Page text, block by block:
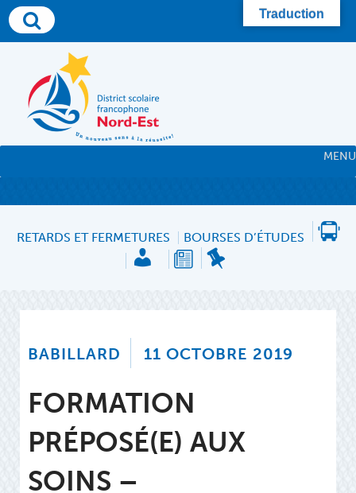
Skip
to
content
MENU
RETARDS ET FERMETURES BOURSES D’ÉTUDES
BABILLARD 11 OCTOBRE 2019
FORMATION
PRÉPOSÉ(E) AUX
SOINS –
Traduction